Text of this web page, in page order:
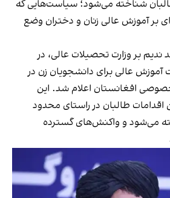
شناخته می‌شود؛ سیاست‌هایی که
بر آموزش عالی زنان و دختران وضع
ندیم بر وزارت تحصیلات عالی، در
ممنوعیت آموزش عالی برای دانشجویان زن در
افغانستان اعلام شد. این
طالبان در راستای محدود
می‌شود و واکنش‌های گسترده